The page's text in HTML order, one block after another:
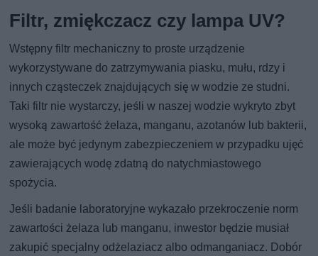
Filtr, zmiękczacz czy lampa UV?
Wstępny filtr mechaniczny to proste urządzenie
wykorzystywane do zatrzymywania piasku, mułu, rdzy i
innych cząsteczek znajdujących się w wodzie ze studni.
Taki filtr nie wystarczy, jeśli w naszej wodzie wykryto zbyt
wysoką zawartość żelaza, manganu, azotanów lub bakterii,
ale może być jedynym zabezpieczeniem w przypadku ujęć
zawierających wodę zdatną do natychmiastowego
spożycia.
Jeśli badanie laboratoryjne wykazało przekroczenie norm
zawartości żelaza lub manganu, inwestor będzie musiał
zakupić specjalny odżelaziacz albo odmanganiacz. Dobór